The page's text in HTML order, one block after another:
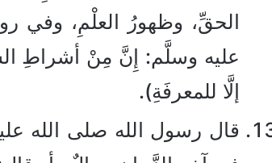
الحقِّ، وظهورُ العلْمِ، وفي
عليه وسلَّم: إِنَّ مِنْ أشراطِ
إلَّا للمعرفَةِ).
قال رسول الله صلى الله